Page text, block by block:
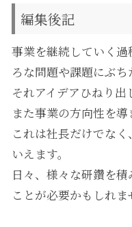
編集後記
事業を継続していく
ろな問題や課題にぶち
それアイデアひねり出
また事業の方向性を導
これは社長だけでな
いえます。
日々、様々な研鑽を
ことが必要かもしれま